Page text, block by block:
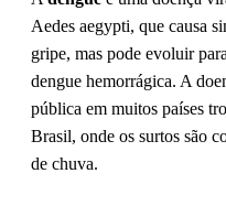
Aedes aegypti, que causa
gripe, mas pode evoluir
dengue hemorrágica. A
pública em muitos países
Brasil, onde os surtos são
de chuva.